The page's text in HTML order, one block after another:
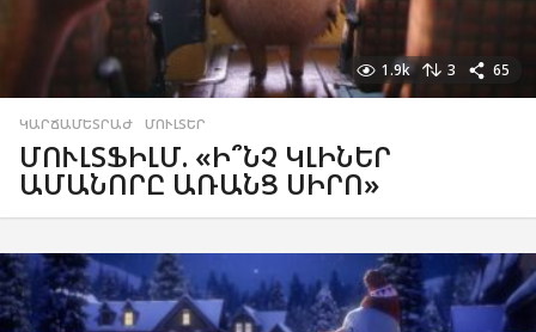
1.9k 3 65
ԿԱՐՃԱՄԵՏՐԱԺ ,ՄՈՒԼՏԵՐ
ՄՈՒԼՏՖԻԼՄ. «Ի՞ՆՉ ԿԼԻՆԵՐ
ԱՄԱՆՈՐԸ ԱՌԱՆՑ ՍԻՐՈ»